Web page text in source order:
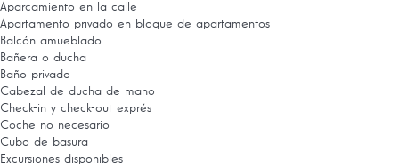
Aparcamiento en la calle
Apartamento privado en bloque de apartamentos
Balcón amueblado
Bañera o ducha
Baño privado
Cabezal de ducha de mano
Check-in y check-out exprés
Coche no necesario
Cubo de basura
Excursiones disponibles